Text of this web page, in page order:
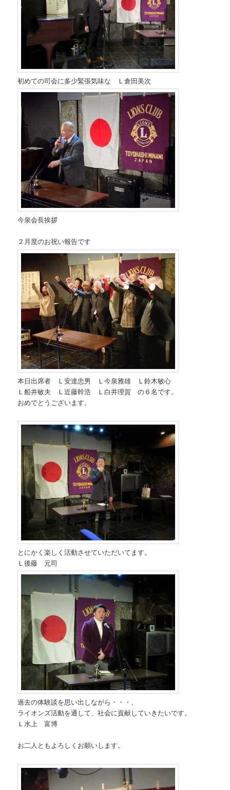
初めての司会に多少緊張気味な Ｌ倉田美次
今泉会長挨拶
２月度のお祝い報告です
本日出席者 Ｌ安達忠男 Ｌ今泉雅雄 Ｌ鈴木敏心
Ｌ船井敏夫 Ｌ近藤幹浩 Ｌ白井理賀 の６名です。
おめでとうございます。
とにかく楽しく活動させていただいてます。
Ｌ後藤 元司
過去の体験談を思い出しながら・・・、
ライオンズ活動を通して、社会に貢献していきたいです。
Ｌ水上 富博
お二人ともよろしくお願いします。